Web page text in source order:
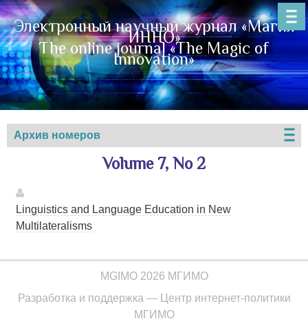
Электронный научный журнал «Магия
ИННО»
The online journal «The Magic of
Innovation»
Архив номеров
Volume 7, No 2
Linguistics and Language Education in New
Multilateralisms
MGIMO 2026 МГИМО
Разработка и поддержка —
Центр интернет-политики
МГИМО